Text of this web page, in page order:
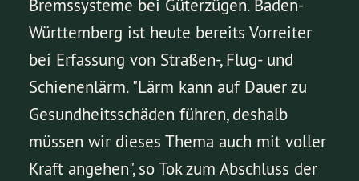
Bremssysteme bei Güterzügen. Baden-
Württemberg ist heute bereits Vorreiter
bei Erfassung von Straßen-, Flug- und
Schienenlärm. "Lärm kann auf Dauer zu
Gesundheitsschäden führen, deshalb
müssen wir dieses Thema auch mit voller
Kraft angehen", so Tok zum Abschluss der